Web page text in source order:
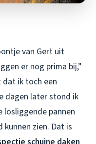
van Gert uit
er nog prima bij,”
dat ik toch een
dagen later stond ik
losliggende pannen
zien. Dat is